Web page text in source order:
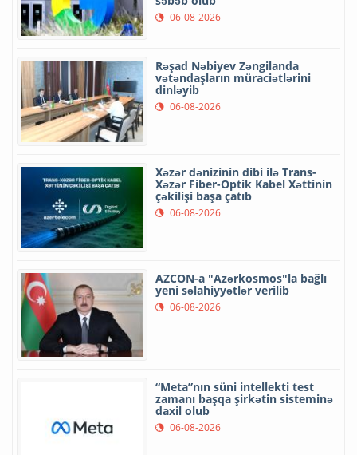
06-08-2026
Rəşad Nəbiyev Zəngilanda
vətəndaşların müraciətlərini
dinləyib
06-08-2026
Xəzər dənizinin dibi ilə Trans-
Xəzər Fiber-Optik Kabel Xəttinin
çəkilişi başa çatıb
06-08-2026
AZCON-a "Azərkosmos"la bağlı
yeni səlahiyyətlər verilib
06-08-2026
“Meta”nın süni intellekti test
zamanı başqa şirkətin sisteminə
daxil olub
06-08-2026